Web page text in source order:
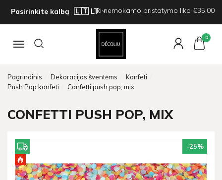
Pasirinkite kalbą Iki nemokamo pristatymo liko €35.00
Navigacija
0
Pagrindinis Dekoracijos šventėms
Konfeti
Push Pop konfeti
Confetti push pop, mix
CONFETTI PUSH POP, MIX
-25%